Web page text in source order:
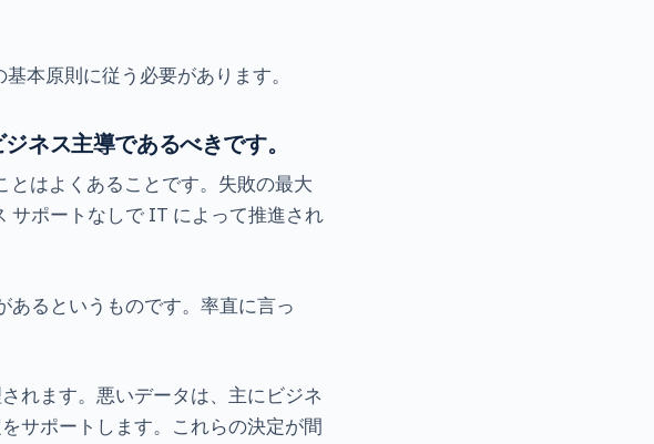
本原則に従う必要があります。
ネス主導であるべきです。
とはよくあることです。失敗の最大
サポートなしで IT によって推進され
あるというものです。率直に言っ
れます。悪いデータは、主にビジネ
サポートします。これらの決定が間